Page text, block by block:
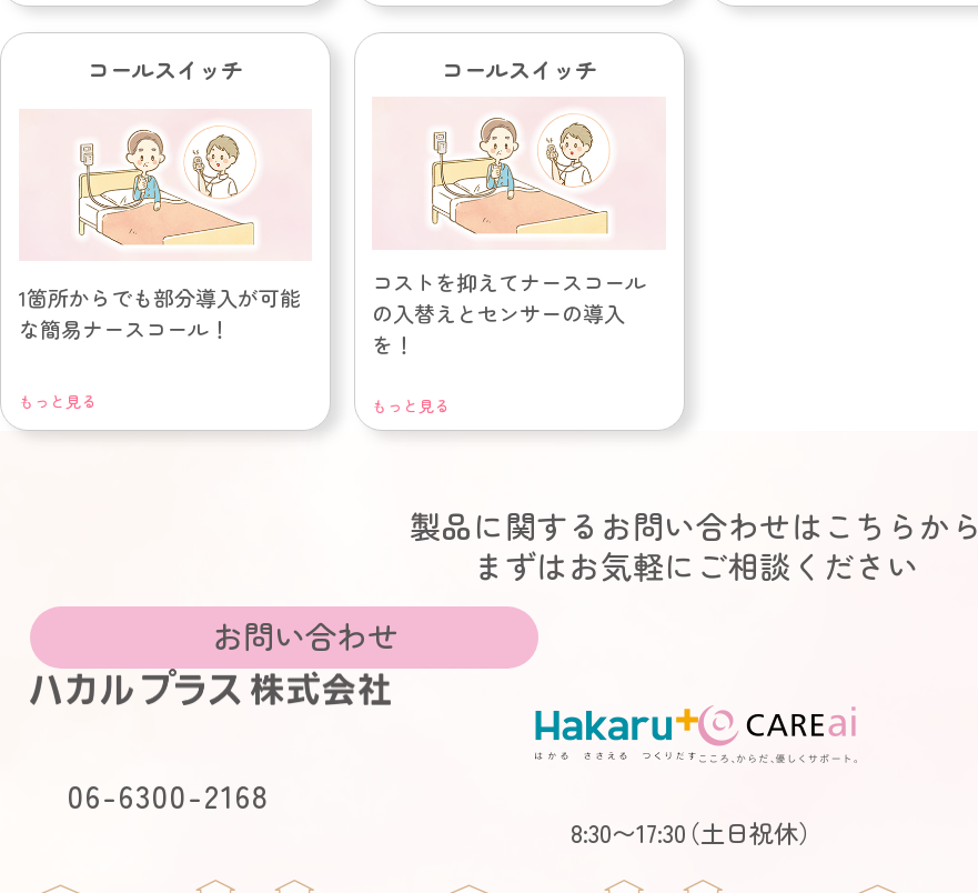
コールスイッチ
1箇所からでも部分導入が可能
な簡易ナースコール！
もっと見る
コールスイッチ
コストを抑えてナースコール
の入替えとセンサーの導入
を！
もっと見る
製品に関するお問い合わせはこちらから
まずはお気軽にご相談ください
お問い合わせ
06-6300-2168
8:30〜17:30（土日祝休）